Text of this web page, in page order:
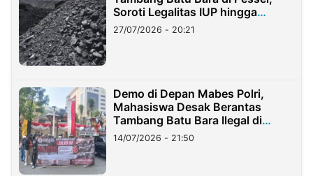
Soroti Legalitas IUP hingga
Stockpile
27/07/2026 - 20:21
Demo di Depan Mabes Polri,
Mahasiswa Desak Berantas
Tambang Batu Bara Ilegal di
Lampung
14/07/2026 - 21:50